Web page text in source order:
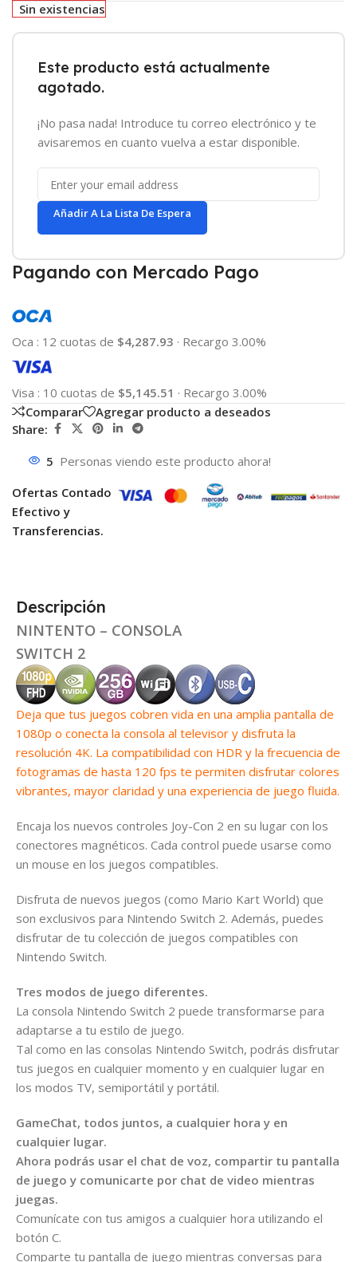
Sin existencias
Este producto está actualmente
agotado.
¡No pasa nada! Introduce tu correo electrónico y te
avisaremos en cuanto vuelva a estar disponible.
Añadir A La Lista De Espera
Pagando con Mercado Pago
Oca : 12 cuotas de $4,287.93 · Recargo 3.00%
Visa : 10 cuotas de $5,145.51 · Recargo 3.00%
Comparar
Agregar producto a deseados
Share:
5 Personas viendo este producto ahora!
Ofertas Contado
Efectivo y
Transferencias.
Descripción
NINTENTO – CONSOLA
SWITCH 2
Deja que tus juegos cobren vida en una amplia pantalla de
1080p o conecta la consola al televisor y disfruta la
resolución 4K. La compatibilidad con HDR y la frecuencia de
fotogramas de hasta 120 fps te permiten disfrutar colores
vibrantes, mayor claridad y una experiencia de juego fluida.
Encaja los nuevos controles Joy-Con 2 en su lugar con los
conectores magnéticos. Cada control puede usarse como
un mouse en los juegos compatibles.
Disfruta de nuevos juegos (como Mario Kart World) que
son exclusivos para Nintendo Switch 2. Además, puedes
disfrutar de tu colección de juegos compatibles con
Nintendo Switch.
Tres modos de juego diferentes.
La consola Nintendo Switch 2 puede transformarse para
adaptarse a tu estilo de juego.
Tal como en las consolas Nintendo Switch, podrás disfrutar
tus juegos en cualquier momento y en cualquier lugar en
los modos TV, semiportátil y portátil.
GameChat​, todos juntos, a cualquier hora y en
cualquier lugar.
Ahora podrás usar el chat de voz, compartir tu pantalla
de juego y comunicarte por chat de video mientras
juegas.
Comunícate con tus amigos a cualquier hora utilizando el
botón C.
Comparte tu pantalla de juego mientras conversas para